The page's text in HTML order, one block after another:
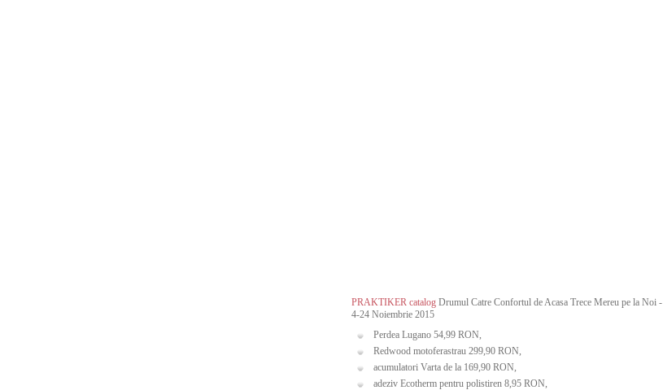
PRAKTIKER catalog Drumul Catre Confortul de Acasa Trece Mereu pe la Noi -
4-24 Noiembrie 2015
Perdea Lugano 54,99 RON,
Redwood motoferastrau 299,90 RON,
acumulatori Varta de la 169,90 RON,
adeziv Ecotherm pentru polistiren 8,95 RON,